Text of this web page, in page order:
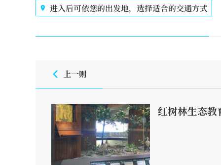
进入后可依您的出发地，选择适合的交通方式
上一则
红树林生态教